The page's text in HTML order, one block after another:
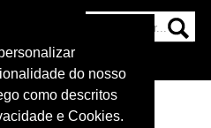
do nosso
como descritos
e Cookies.